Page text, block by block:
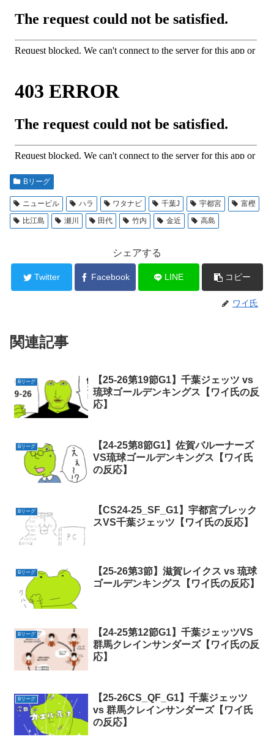
Bリーグ
ニュービル ハラ ワタナビ 千葉J 宇都宮
富樫
比江島
瀬川 田代 竹内 金近 高島
シェアする
Twitter Facebook LINE コピー
ワイ氏
関連記事
Bリーグ
【25-26第19節G1】千葉ジェッツ vs
琉球ゴールデンキングス【ワイ氏の反
応】
Bリーグ
【24-25第8節G1】佐賀バルーナーズ
VS琉球ゴールデンキングス【ワイ氏
の反応】
Bリーグ
【CS24-25_SF_G1】宇都宮ブレック
スVS千葉ジェッツ【ワイ氏の反応】
Bリーグ
【25-26第3節】滋賀レイクス vs 琉球
ゴールデンキングス【ワイ氏の反応】
Bリーグ
【24-25第12節G1】千葉ジェッツVS
群馬クレインサンダーズ【ワイ氏の反
応】
Bリーグ
【25-26CS_QF_G1】千葉ジェッツ
vs 群馬クレインサンダーズ【ワイ氏
の反応】